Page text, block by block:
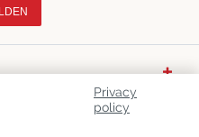
Privacy
policy